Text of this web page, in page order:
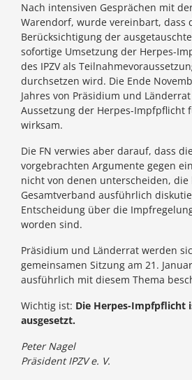
Nach intensiven Gesprächen mit
Warendorf, wurde vereinbart, dass
Berücksichtigung der
sofortige Umsetzung der Herpes-
des IPZV als
durchsetzen wird. Die Ende
Jahres von Präsidium und
Aussetzung der Herpes-Impfpflicht
wirksam.
Die FN verwies aber darauf, dass
vorgebrachten Argumente gegen
nicht von denen unterscheiden, die
Gesamtverband ausführlich
Entscheidung über die
worden sind.
Präsidium und Länderrat werden
gemeinsamen Sitzung am 21.
ausführlich mit diesem Thema
Wichtig ist: Die Herpes-Impfpflicht
ausgesetzt.
Peter Nagel
Präsident IPZV e. V.